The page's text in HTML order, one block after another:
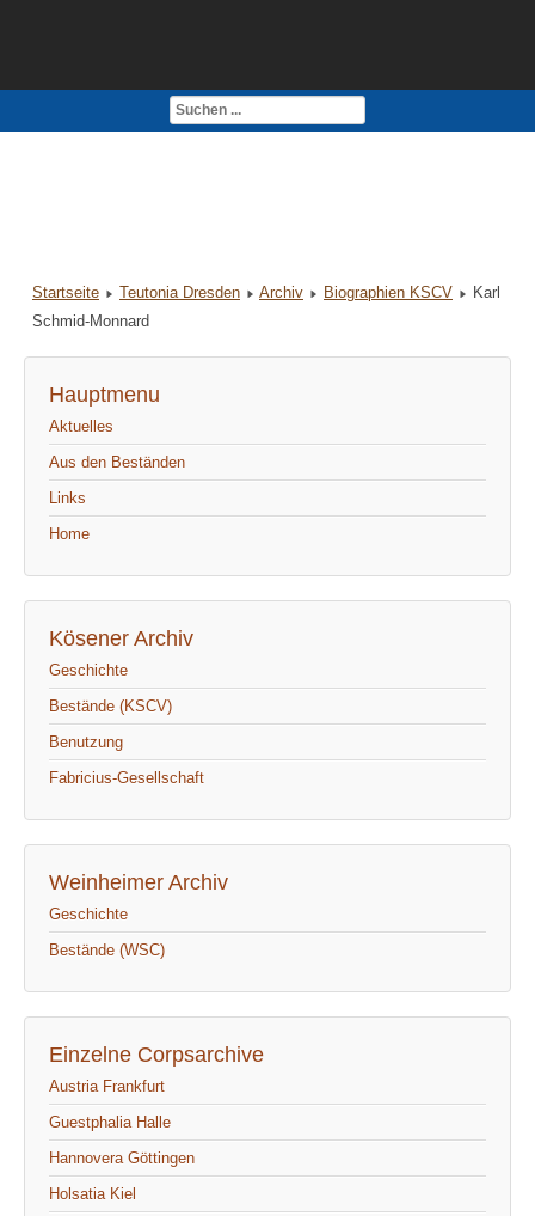
Impressum
Startseite Teutonia Dresden Archiv Biographien KSCV
Karl
Schmid-Monnard
Hauptmenu
Aktuelles
Aus den Beständen
Links
Home
Kösener Archiv
Geschichte
Bestände (KSCV)
Benutzung
Fabricius-Gesellschaft
Weinheimer Archiv
Geschichte
Bestände (WSC)
Einzelne Corpsarchive
Austria Frankfurt
Guestphalia Halle
Hannovera Göttingen
Holsatia Kiel